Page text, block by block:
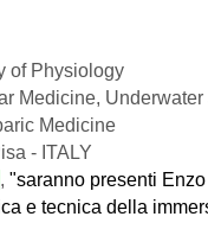
of Physiology
Medicine,
Medicine
- ITALY
, "saranno presenti
e tecnica della